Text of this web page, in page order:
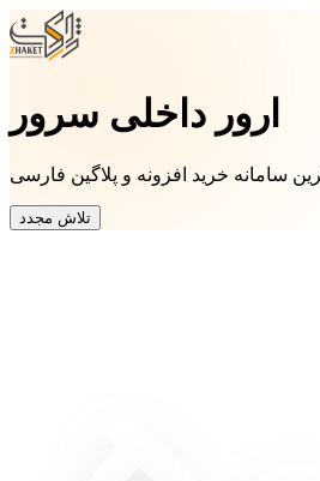
ارور داخلی سرور
سامانه خرید افزونه و پلاگین فارسی
تلاش مجدد